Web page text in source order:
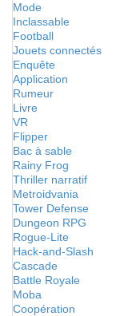
Mode
Inclassable
Football
Jouets connectés
Enquête
Application
Rumeur
Livre
VR
Flipper
Bac à sable
Rainy Frog
Thriller narratif
Metroidvania
Tower Defense
Dungeon RPG
Rogue-Lite
Hack-and-Slash
Cascade
Battle Royale
Moba
Coopération